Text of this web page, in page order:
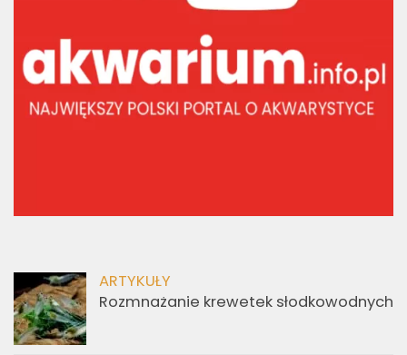
ARTYKUŁY
Rozmnażanie krewetek słodkowodnych